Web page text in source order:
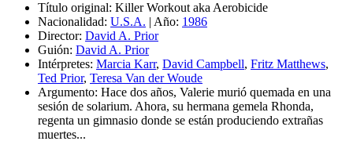
Título original: Killer Workout aka Aerobicide
Nacionalidad: U.S.A. | Año: 1986
Director: David A. Prior
Guión: David A. Prior
Intérpretes: Marcia Karr, David Campbell, Fritz Matthews,
Ted Prior, Teresa Van der Woude
Argumento: Hace dos años, Valerie murió quemada en una
sesión de solarium. Ahora, su hermana gemela Rhonda,
regenta un gimnasio donde se están produciendo extrañas
muertes...